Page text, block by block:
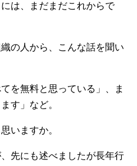
は、まだまだこれからで
の人から、こんな話を聞い
を無料と思っている」、ま
す」など。
いますか。
先にも述べましたが長年行